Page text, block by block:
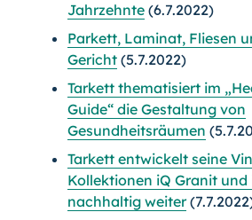
Jahrzehnte (6.7.2022)
Parkett, Laminat, Fliesen
Gericht (5.7.2022)
Tarkett thematisiert im
Guide“ die Gestaltung von
Gesundheitsräumen
Tarkett entwickelt seine
Kollektionen iQ Granit und
nachhaltig weiter